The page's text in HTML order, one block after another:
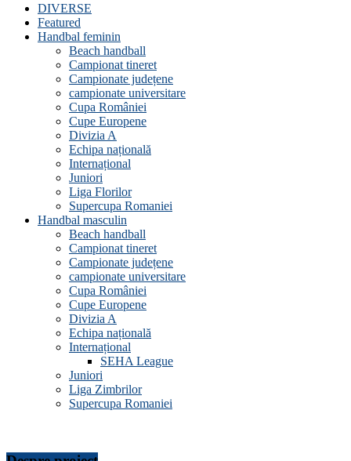
DIVERSE
Featured
Handbal feminin
Beach handball
Campionat tineret
Campionate județene
campionate universitare
Cupa României
Cupe Europene
Divizia A
Echipa națională
Internațional
Juniori
Liga Florilor
Supercupa Romaniei
Handbal masculin
Beach handball
Campionat tineret
Campionate județene
campionate universitare
Cupa României
Cupe Europene
Divizia A
Echipa națională
Internațional
SEHA League
Juniori
Liga Zimbrilor
Supercupa Romaniei